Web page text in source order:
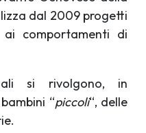
dal 2009 progetti
ai comportamenti di
si rivolgono, in
“piccoli“, delle